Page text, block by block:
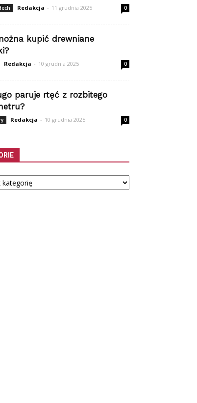
Redakcja - 11 grudnia 2025 0
kupić drewniane
Redakcja - 10 grudnia 2025 0
paruje rtęć z rozbitego
Redakcja - 10 grudnia 2025 0